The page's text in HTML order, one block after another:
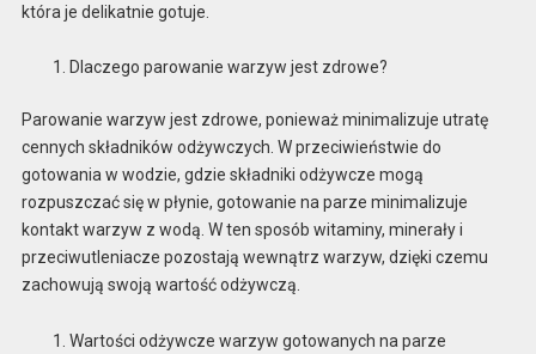
która je delikatnie gotuje.
Dlaczego parowanie warzyw jest zdrowe?
Parowanie warzyw jest zdrowe, ponieważ minimalizuje utratę
cennych składników odżywczych. W przeciwieństwie do
gotowania w wodzie, gdzie składniki odżywcze mogą
rozpuszczać się w płynie, gotowanie na parze minimalizuje
kontakt warzyw z wodą. W ten sposób witaminy, minerały i
przeciwutleniacze pozostają wewnątrz warzyw, dzięki czemu
zachowują swoją wartość odżywczą.
Wartości odżywcze warzyw gotowanych na parze